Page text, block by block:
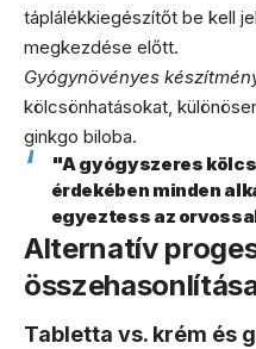
táplálékkiegészítőt be kell
megkezdése előtt.
Gyógynövényes
kölcsönhatásokat,
ginkgo biloba.
"A gyógyszeres
érdekében minden
egyeztess az
Alternatív
Tabletta vs. krém és